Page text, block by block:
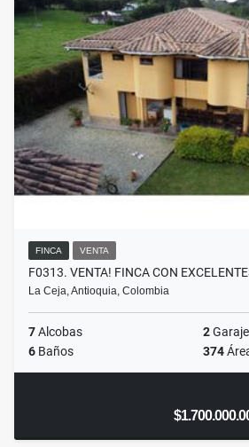
FINCA VENTA
F0313. VENTA! FINCA CON
La Ceja, Antioquia, Colombia
7Alcobas 2Garaje
6 Baños 374